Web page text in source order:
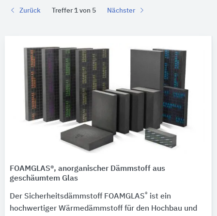
Zurück Treffer 1 von 5 Nächster
FOAMGLAS®, anorganischer Dämmstoff aus
geschäumtem Glas
Der Sicherheitsdämmstoff FOAMGLAS® ist ein
hochwertiger Wärmedämmstoff für den Hochbau und